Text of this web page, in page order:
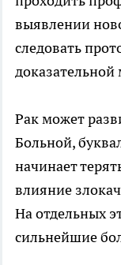
выявлении
следовать
Рак может
Больной,
начинает
влияние
На отдельных
сильнейшие